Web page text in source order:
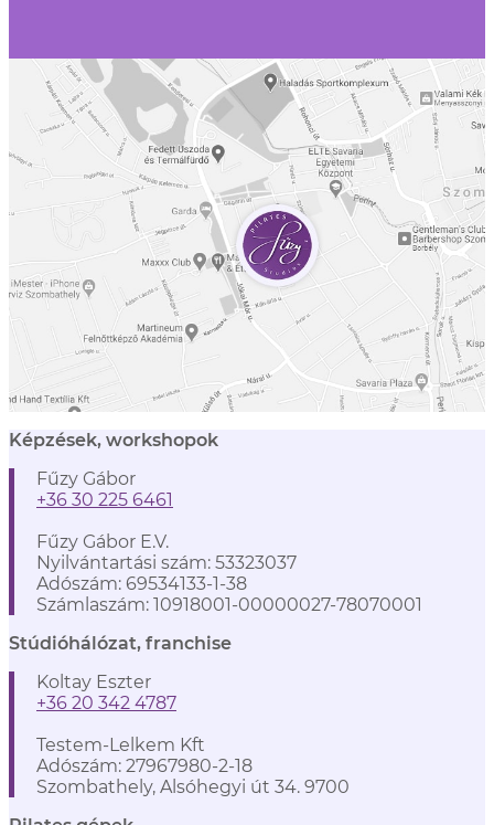
Képzések, workshopok
Fűzy Gábor
+36 30 225 6461
Fűzy Gábor E.V.
Nyilvántartási szám: 53323037
Adószám: 69534133-1-38
Számlaszám: 10918001-00000027-78070001
Stúdióhálózat, franchise
Koltay Eszter
+36 20 342 4787
Testem-Lelkem Kft
Adószám: 27967980-2-18
Szombathely, Alsóhegyi út 34. 9700